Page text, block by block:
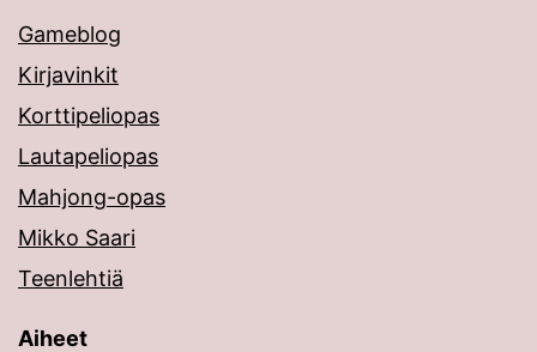
Gameblog
Kirjavinkit
Korttipeliopas
Lautapeliopas
Mahjong-opas
Mikko Saari
Teenlehtiä
Aiheet